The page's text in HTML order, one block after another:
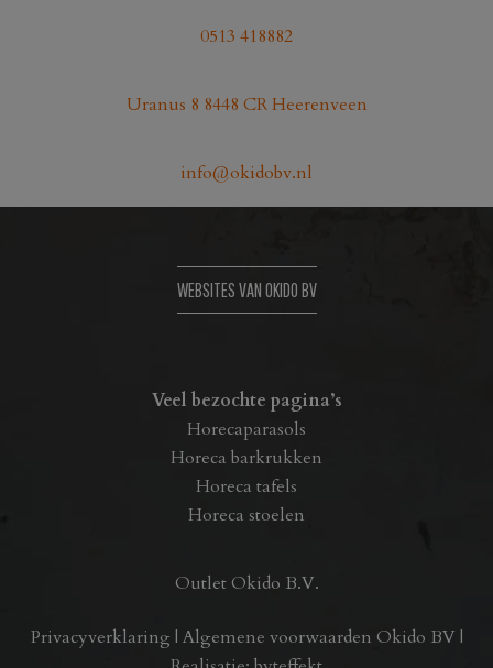
0513 418882
Uranus 8 8448 CR Heerenveen
info@okidobv.nl
WEBSITES VAN OKIDO BV
Veel bezochte pagina’s
Horecaparasols
Horeca barkrukken
Horeca tafels
Horeca stoelen
Outlet Okido B.V.
Privacyverklaring | Algemene voorwaarden Okido BV |